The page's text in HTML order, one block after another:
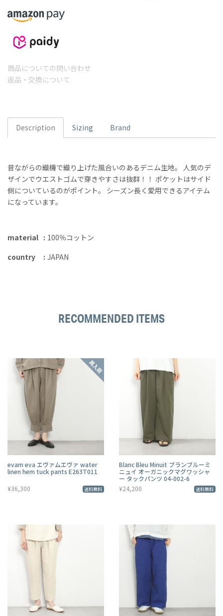
商品についての問い合わせ
返品・交換について
Description Sizing Brand
昔ながらの織機で織り上げた風合いのあるデニム生地。 人気のデ
ザインでウエストゴムで穿きやすさは抜群！！ ポケットはサイド
側についているのがポイント。 シーズン長く愛用できるアイテム
になっています。
material
100％コットン
country
JAPAN
RECOMMENDED ITEMS
evam eva エヴァムエヴァ water
linen hem tuck pants E263T011
¥36,300 送料無料
Blanc Bleu Minuit ブランブルーミ
ニュイ オーガニックマグワッシャ
ー タックパンツ 04-002-6
¥24,200
送料無料